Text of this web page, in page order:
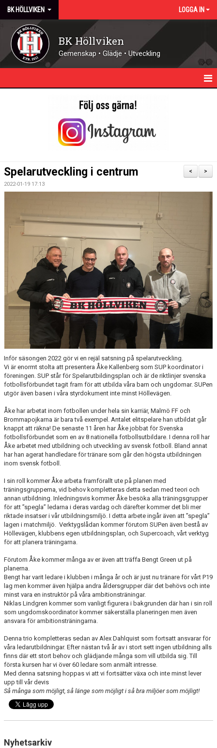
BK HÖLLVIKEN LOGGA IN
BK Höllviken
Gemenskap • Glädje • Utveckling
FÖRENINGEN
BILDGALLERI
DOKUMENT
SPELKLAR - FOLKSAM
FÖR BESÖKARE
WEBSHOP
>
<
Spelarutveckling i centrum
2022-01-19 17:13
Inför säsongen 2022 gör vi en rejäl satsning på spelarutveckling.
Vi är enormt stolta att presentera Åke Kallenberg som SUP koordinator i
föreningen. SUP står för Spelarutbildingsplan och är de riktlinjer svenska
fotbollsförbundet tagit fram för att utbilda våra barn och ungdomar. SUPen
utgör även basen i våra styrdokument inte minst Höllevägen.
Åke har arbetat inom fotbollen under hela sin karriär, Malmö FF och
Brommapojkarna är bara två exempel. Antalet elitspelare han utbildat går
knappt att räkna! De senaste 11 åren har Åke jobbat för Svenska
fotbollsförbundet som en av 8 nationella fotbollsutbildare. I denna roll har
Åke arbetet med utbildning och utveckling av svensk fotboll. Bland annat
har han agerat handledare för tränare som går den högsta utbildningen
inom svensk fotboll.
I sin roll kommer Åke arbeta framförallt ute på planen med
träningsgrupperna, vid behov kompletteras detta sedan med teori och
annan utbildning. Inledningsvis kommer Åke besöka alla träningsgrupper
för att ”spegla” ledarna i deras vardag och därefter kommer det bli mer
riktade insatser i vår utbildningsmiljö. I detta arbete ingår även att ”spegla”
lagen i matchmiljö. Verktygslådan kommer förutom SUPen även bestå av
Höllevägen, klubbens egen utbildningsplan, och Supercoach, vårt verktyg
för att planera träningarna.
Förutom Åke kommer många av er även att träffa Bengt Green ut på
planerna.
Bengt har varit ledare i klubben i många år och är just nu tränare för vårt P19
lag men kommer även hjälpa andra åldersgrupper där det behövs och inte
minst vara en instruktör på våra ambitionsträningar.
Niklas Lindgren kommer som vanligt figurera i bakgrunden där han i sin roll
som ungdomskoordinator kommer säkerställa planeringen men även
ansvara för ambitionsträningarna.
Denna trio kompletteras sedan av Alex Dahlquist som fortsatt ansvarar för
våra ledarutbildningar. Efter nästan två år av i stort sett ingen utbildning alls
finns där ett stort behov och glädjande många som vill utbilda sig. Till
första kursen har vi över 60 ledare som anmält intresse.
Med denna satsning hoppas vi att vi fortsätter växa och inte minst lever
upp till vår devis
Så många som möjligt, så länge som möjligt i så bra miljöer som möjligt!
Nyhetsarkiv